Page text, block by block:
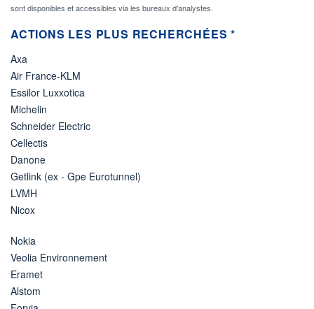
sont disponibles et accessibles via les bureaux d'analystes.
ACTIONS LES PLUS RECHERCHÉES *
Axa
Air France-KLM
Essilor Luxxotica
Michelin
Schneider Electric
Cellectis
Danone
Getlink (ex - Gpe Eurotunnel)
LVMH
Nicox
Nokia
Veolia Environnement
Eramet
Alstom